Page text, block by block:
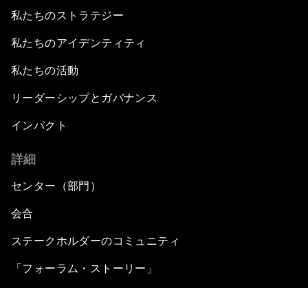
私たちのストラテジー
私たちのアイデンティティ
私たちの活動
リーダーシップとガバナンス
インパクト
詳細
センター（部門）
会合
ステークホルダーのコミュニティ
「フォーラム・ストーリー」